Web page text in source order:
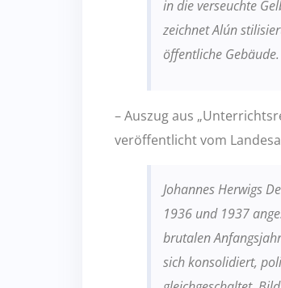
in die verseuchte
zeichnet Alún
öffentliche Gebäude.
– Auszug aus
veröffentlicht vom
Johannes Herwigs
1936 und 1937
brutalen
sich konsolidiert,